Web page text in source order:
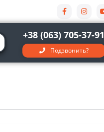
+38 (063) 705-37-91
Подзвонить?